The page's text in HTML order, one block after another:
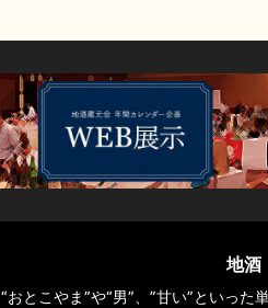
地酒
“おとこやま”や“男”、”甘い”といった